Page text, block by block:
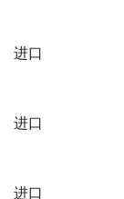
进口
进口
进口